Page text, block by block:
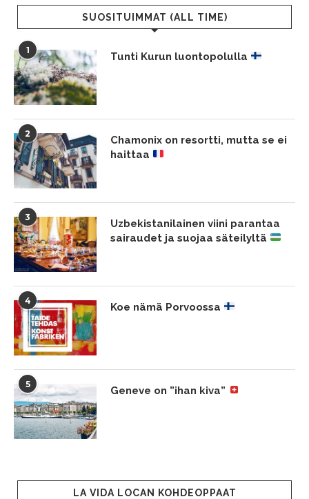
SUOSITUIMMAT (ALL TIME)
1
Tunti Kurun luontopolulla
2
Chamonix on resortti, mutta se ei
haittaa
3
Uzbekistanilainen viini parantaa
sairaudet ja suojaa säteilyltä
4
Koe nämä Porvoossa
5
Geneve on ”ihan kiva”
LA VIDA LOCAN KOHDEOPPAAT